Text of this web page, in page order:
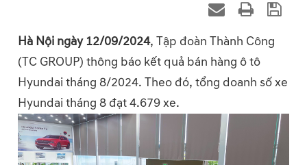
Hà Nội ngày 12/09/2024, Tập đoàn Thành Công
(TC GROUP) thông báo kết quả bán hàng ô tô
Hyundai tháng 8/2024. Theo đó, tổng doanh số xe
Hyundai tháng 8 đạt 4.679 xe.